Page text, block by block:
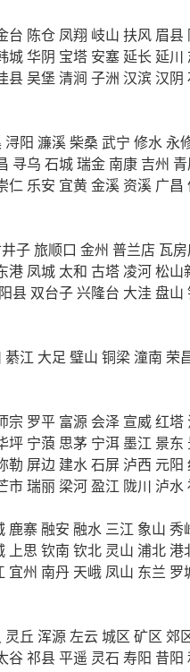
台 陈仓 凤翔 岐山 扶风 眉县
城华阴 宝塔 安塞延长 延川
县吴堡 清涧 子洲 汉滨汉阴
浔阳 濂溪柴桑武宁 修水 永
寻乌 石城瑞金 南康 吉州
仁 乐安 宜黄金溪 资溪 广昌
子旅顺口 金州 普兰店 瓦
港 凤城 太和 古塔 凌河松山
县 双台子兴隆台 大洼 盘山
綦江 大足 璧山 铜梁潼南 荣
宗 罗平 富源 会泽 宣威红塔
坪 宁蒗 思茅 宁洱 墨江 景东
勒 屏边 建水石屏 泸西 元阳
市瑞丽 梁河盈江 陇川 泸水
鹿寨融安 融水 三江 象山 秀
上思 钦南 钦北 灵山 浦北港
宜州 南丹 天峨 凤山 东兰 罗
灵丘 浑源左云城区 矿区 郊
谷祁县平遥 灵石 寿阳 昔阳